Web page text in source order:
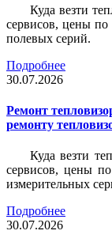
Куда везти
сервисов, цены по
полевых серий.
Подробнее
30.07.2026
Ремонт
ремонту
Куда везти
сервисов, цены
измерительных
Подробнее
30.07.2026